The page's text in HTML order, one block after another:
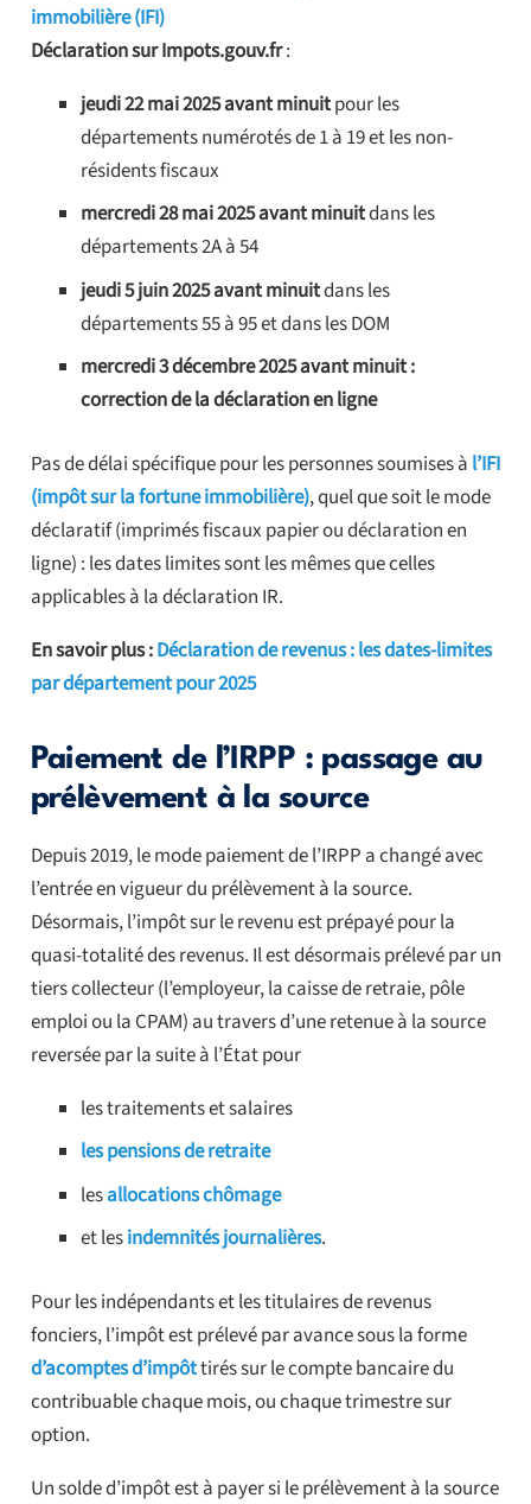
immobilière (IFI)
Déclaration sur Impots.gouv.fr:
jeudi 22 mai 2025 avant minuitpour les
départements numérotés de 1 à 19 et les non-
résidents fiscaux
mercredi 28 mai 2025 avant minuitdans les
départements 2A à 54
jeudi 5 juin 2025 avant minuitdans les
départements 55 à 95 et dans les DOM
mercredi 3 décembre 2025 avant minuit :
correction de la déclaration en ligne
Pas de délai spécifique pour les personnes soumises à l’IFI
(impôt sur la fortune immobilière), quel que soit le mode
déclaratif (imprimés fiscaux papier ou déclaration en
ligne) : les dates limites sont les mêmes que celles
applicables à la déclaration IR.
En savoir plus :Déclaration de revenus : les dates-limites
par département pour 2025
Paiement de l’IRPP : passage au
prélèvement à la source
Depuis 2019, le mode paiement de l’IRPP a changé avec
l’entrée en vigueur du prélèvement à la source.
Désormais, l’impôt sur le revenu est prépayé pour la
quasi-totalité des revenus. Il est désormais prélevé par un
tiers collecteur (l’employeur, la caisse de retraie, pôle
emploi ou la CPAM) au travers d’une retenue à la source
reversée par la suite à l’État pour
les traitements et salaires
les pensions de retraite
lesallocations chômage
et lesindemnités journalières.
Pour les indépendants et les titulaires de revenus
fonciers, l’impôt est prélevé par avance sous la forme
d’acomptes d’impôttirés sur le compte bancaire du
contribuable chaque mois, ou chaque trimestre sur
option.
Un solde d’impôt est à payer si le prélèvement à la source